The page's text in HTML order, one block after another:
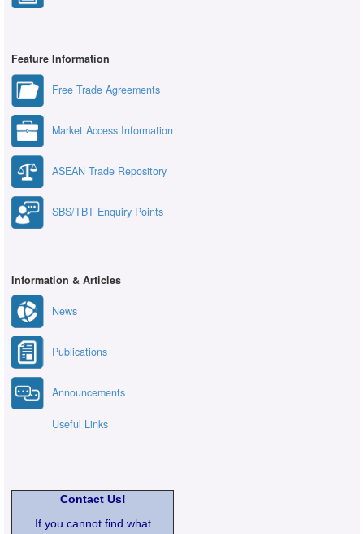
Feature Information
Free Trade Agreements
Market Access Information
ASEAN Trade Repository
SBS/TBT Enquiry Points
Information & Articles
News
Publications
Announcements
Useful Links
Contact Us!
If you cannot find what